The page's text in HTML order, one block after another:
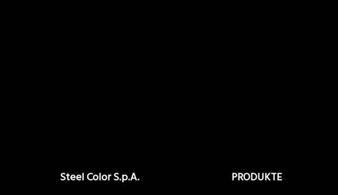
Steel Color S.p.A. PRODUKTE